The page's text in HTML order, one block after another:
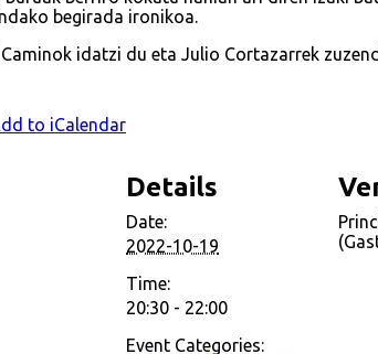
begirada ironikoa.
idatzi du eta Julio Cortazarrek
to iCalendar
Details
Date:
2022-10-19
Time:
20:30 - 22:00
Event Categories: